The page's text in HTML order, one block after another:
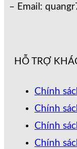
– Email:
HỖ TRỢ
Chính
Chính
Chính
Chính